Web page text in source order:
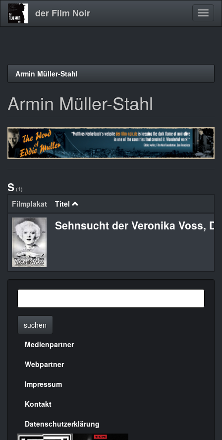
Direkt
der Film Noir
Armin Müller-Stahl
Armin Müller-Stahl
S (1)
Filmplakat Titel
Sehnsucht der Veronika Voss,
suchen
Menülinks
rechte
Seite
Medienpartner
Webpartner
Impressum
Kontakt
Datenschutzerklärung